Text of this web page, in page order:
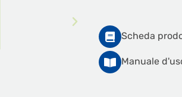
Scheda
Manuale